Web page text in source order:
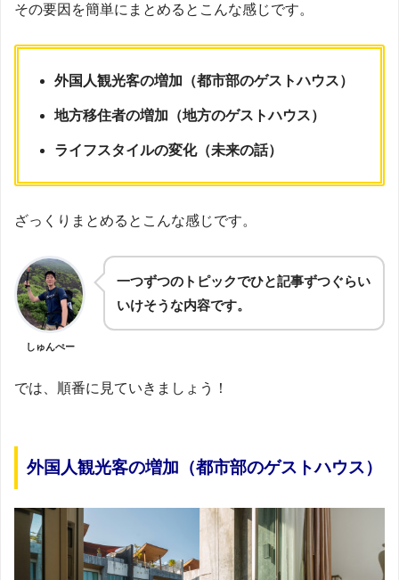
その要因を簡単にまとめるとこんな感じです。
外国人観光客の増加（都市部のゲストハウス）
地方移住者の増加（地方のゲストハウス）
ライフスタイルの変化（未来の話）
ざっくりまとめるとこんな感じです。
しゅんぺー
一つずつのトピックでひと記事ずつぐらい
いけそうな内容です。
では、順番に見ていきましょう！
外国人観光客の増加（都市部のゲストハウス）